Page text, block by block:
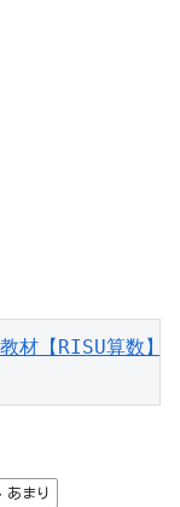
材【RISU算数】
あまり